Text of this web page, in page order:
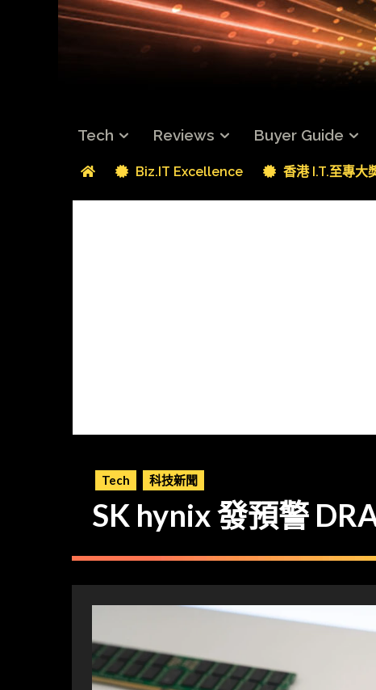
Tech Reviews Buyer Guide
Biz.IT Excellence 香港 I.T.至專大
Tech 科技新聞
SK hynix 發預警